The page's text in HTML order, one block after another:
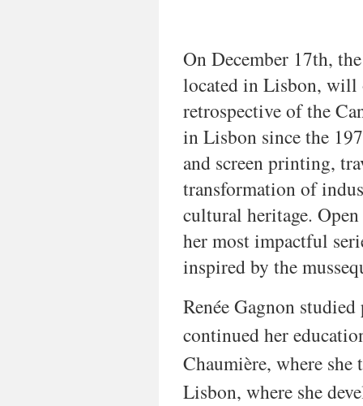
On December 17th,
located in Lisbon, will
retrospective of the
in Lisbon since the
and screen printing,
transformation of
cultural heritage.
her most impactful
inspired by the
Renée Gagnon
continued her
Chaumière, where
Lisbon, where she